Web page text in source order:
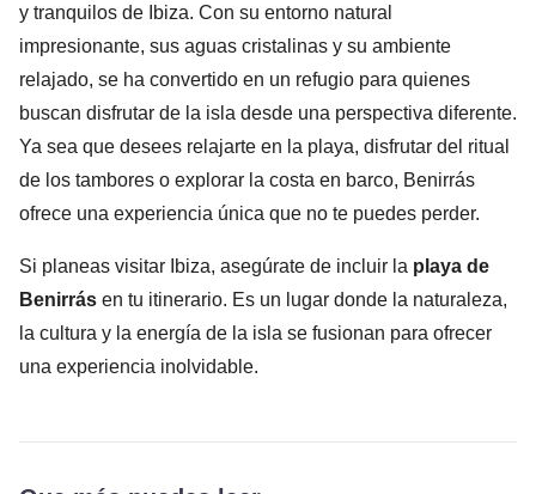
y tranquilos de Ibiza. Con su entorno natural
impresionante, sus aguas cristalinas y su ambiente
relajado, se ha convertido en un refugio para quienes
buscan disfrutar de la isla desde una perspectiva diferente.
Ya sea que desees relajarte en la playa, disfrutar del ritual
de los tambores o explorar la costa en barco, Benirrás
ofrece una experiencia única que no te puedes perder.
Si planeas visitar Ibiza, asegúrate de incluir la playa de
Benirrás en tu itinerario. Es un lugar donde la naturaleza,
la cultura y la energía de la isla se fusionan para ofrecer
una experiencia inolvidable.